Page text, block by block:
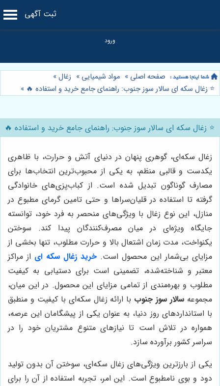
ثبت آگهی
صفحه اصلی » مواد شیمیایی » زغال»
⭐️ زغال سکه ای سالار سوز جنوب: راهنمای جامع خرید و استفاده 🔥 »
⭐️ زغال سکه ای سالار سوز جنوب: راهنمای جامع خرید و استفاده 🔥
زغال سکه‌ای، گوهری پنهان در دنیای آتش و حرارت، با ظاهری
یکدست و قالبی منظم، به یکی از محبوب‌ترین انتخاب‌ها برای
مصارف گوناگون تبدیل شده است. از کباب‌پزی‌های خانوادگی
گرفته تا استفاده در قلیان‌سراها و حتی تامین گرمای مطبوع در
منازل، این نوع زغال با ویژگی‌های منحصر به فرد خود، توانسته
جایگاه ویژه‌ای در میان مصرف‌کنندگان پیدا کند. سوختن
یکنواخت، مدت زمان اشتعال بالا و حرارت مطلوب، تنها بخشی از
مزایای بی‌شمار این محصول است. خرید زغال سکه ای از مراکز
معتبر و شناخته‌شده، تضمینی است برای دستیابی به کیفیت
مطلوب و بهره‌مندی از تمامی مزایای این محصول. در این میان،
مجموعه سالار سوز جنوب با ارائه زغال سکه‌ای با کیفیت و منطبق
با استانداردهای روز دنیا، به عنوان یکی از پیشگامان این عرصه،
همواره در تلاش است تا نیازهای متنوع مشتریان خود را در
سراسر کشور برآورده سازد.
یکی از بارزترین ویژگی‌های زغال سکه‌ای، سوختن آن بدون تولید
دود و بوی نامطبوع است. این امر، تجربه استفاده از آن را برای